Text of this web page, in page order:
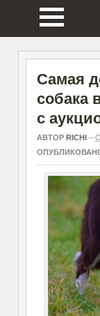
Самая
собака
с
АВТОР RICHI–